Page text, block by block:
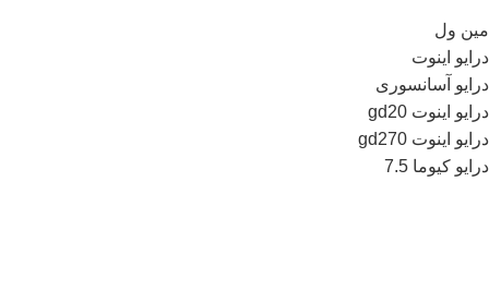
مین ول
درایو اینوت
درایو آسانسوری
درایو اینوت gd20
درایو اینوت gd270
درایو کیوما 7.5